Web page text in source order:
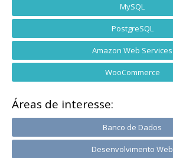
MySQL
PostgreSQL
Amazon Web Services
WooCommerce
Áreas de interesse:
Banco de Dados
Desenvolvimento Web